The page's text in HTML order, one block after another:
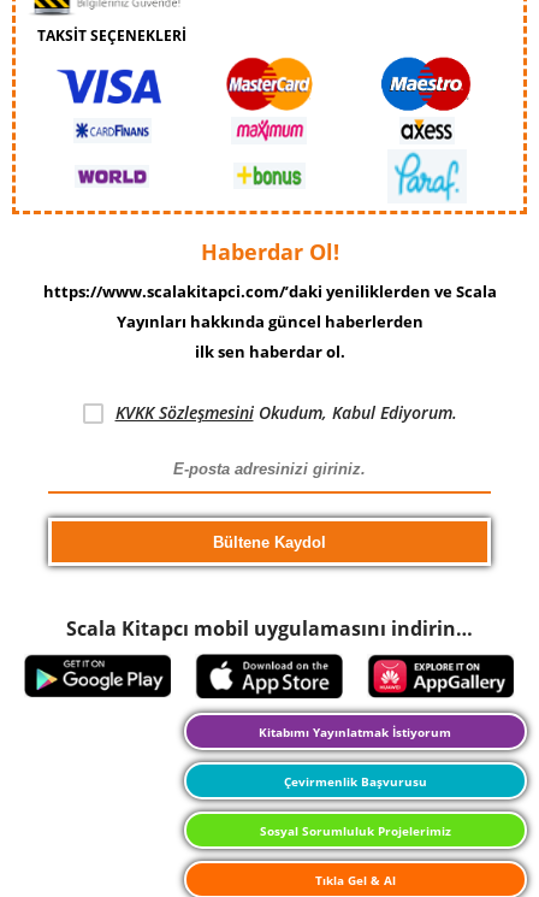
TAKSİT SEÇENEKLERİ
Haberdar Ol!
https://www.scalakitapci.com/’daki yeniliklerden ve Scala
Yayınları hakkında güncel haberlerden
ilk sen haberdar ol.
KVKK SözleşmesiniOkudum, Kabul Ediyorum.
Scala Kitapcı mobil uygulamasını indirin…
Kitabımı Yayınlatmak İstiyorum
Çevirmenlik Başvurusu
Sosyal Sorumluluk Projelerimiz
Tıkla Gel & Al